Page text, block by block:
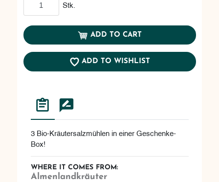
Stk.
ADD TO CART
ADD TO WISHLIST
3 Bio-Kräutersalzmühlen in einer Geschenke-
Box!
WHERE IT COMES FROM:
Almenlandkräuter